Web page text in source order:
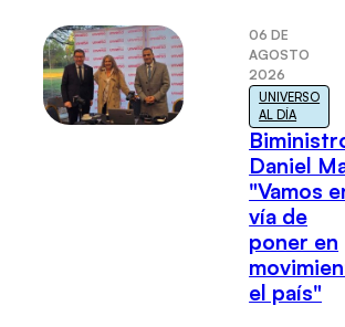
06 DE
AGOSTO
2026
UNIVERSO
AL DÍA
Daniel
"Vamos
vía de
poner en
el país"